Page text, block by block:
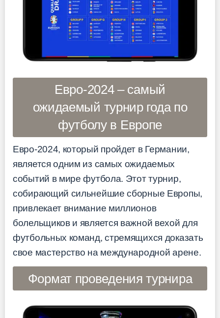
Евро-2024 – самый
ожидаемый турнир года по
футболу в Европе
Евро-2024, который пройдет в Германии,
является одним из самых ожидаемых
событий в мире футбола. Этот турнир,
собирающий сильнейшие сборные Европы,
привлекает внимание миллионов
болельщиков и является важной вехой для
футбольных команд, стремящихся доказать
свое мастерство на международной арене.
Формат проведения турнира